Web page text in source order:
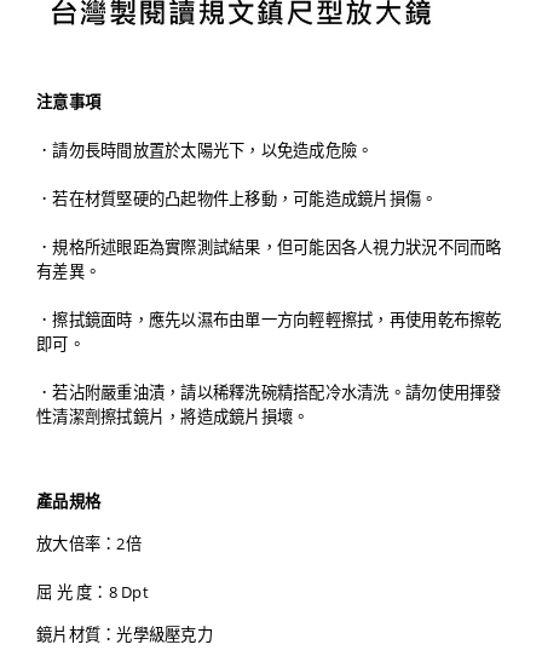
注意事項
．請勿長時間放置於太陽光下，以免造成危險。
．若在材質堅硬的凸起物件上移動，可能造成鏡片損傷。
．規格所述眼距為實際測試結果，但可能因各人視力狀況不同而略
有差異。
．擦拭鏡面時，應先以濕布由單一方向輕輕擦拭，再使用乾布擦乾
即可。
．若沾附嚴重油漬，請以稀釋洗碗精搭配冷水清洗。 請勿使用揮發
性清潔劑擦拭鏡片，將造成鏡片損壞。
產品規格
放大倍率：2倍
屈 光 度：8 Dpt
鏡片材質：光學級壓克力